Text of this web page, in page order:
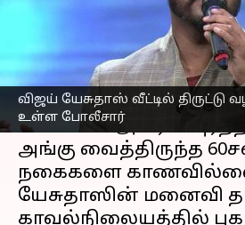
விஜய் யேசுதாஸ் வீட்டில் திருட்டு
உள்ள போலீசார்
Venkatalakshmi V Apr 05,
செய்தி முன்னோட்டம்
பாடகர்விஜய் யேசுதாஸ்
சென்னை
அங்கு வைத்திருந்த
நகைகளை
யேசுதாஸின் மனைவி
காவல்நிலையத்தில்